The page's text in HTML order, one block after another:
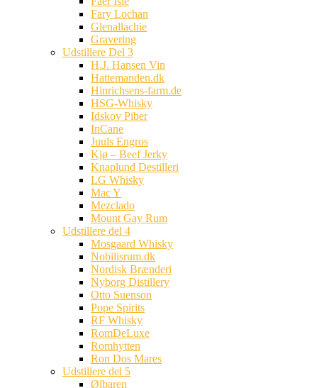
Fary Lochan
Glenallachie
Gravering
Udstillere Del 3
H.J. Hansen Vin
Hattemanden.dk
Hinrichsens-farm.de
HSG-Whisky
Idskov Piber
InCane
Juuls Engros
Kjø – Beef Jerky
Knaplund Destilleri
LG Whisky
Mac Y
Mezclado
Mount Gay Rum
Udstillere del 4
Mosgaard Whisky
Nobilisrum.dk
Nordisk Brænderi
Nyborg Distillery
Otto Suenson
Pope Spirits
RF Whisky
RomDeLuxe
Romhytten
Ron Dos Mares
Udstillere del 5
Ølbaren